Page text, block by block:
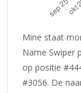
Mine staat
Name Swiper
op positie
#3056. De